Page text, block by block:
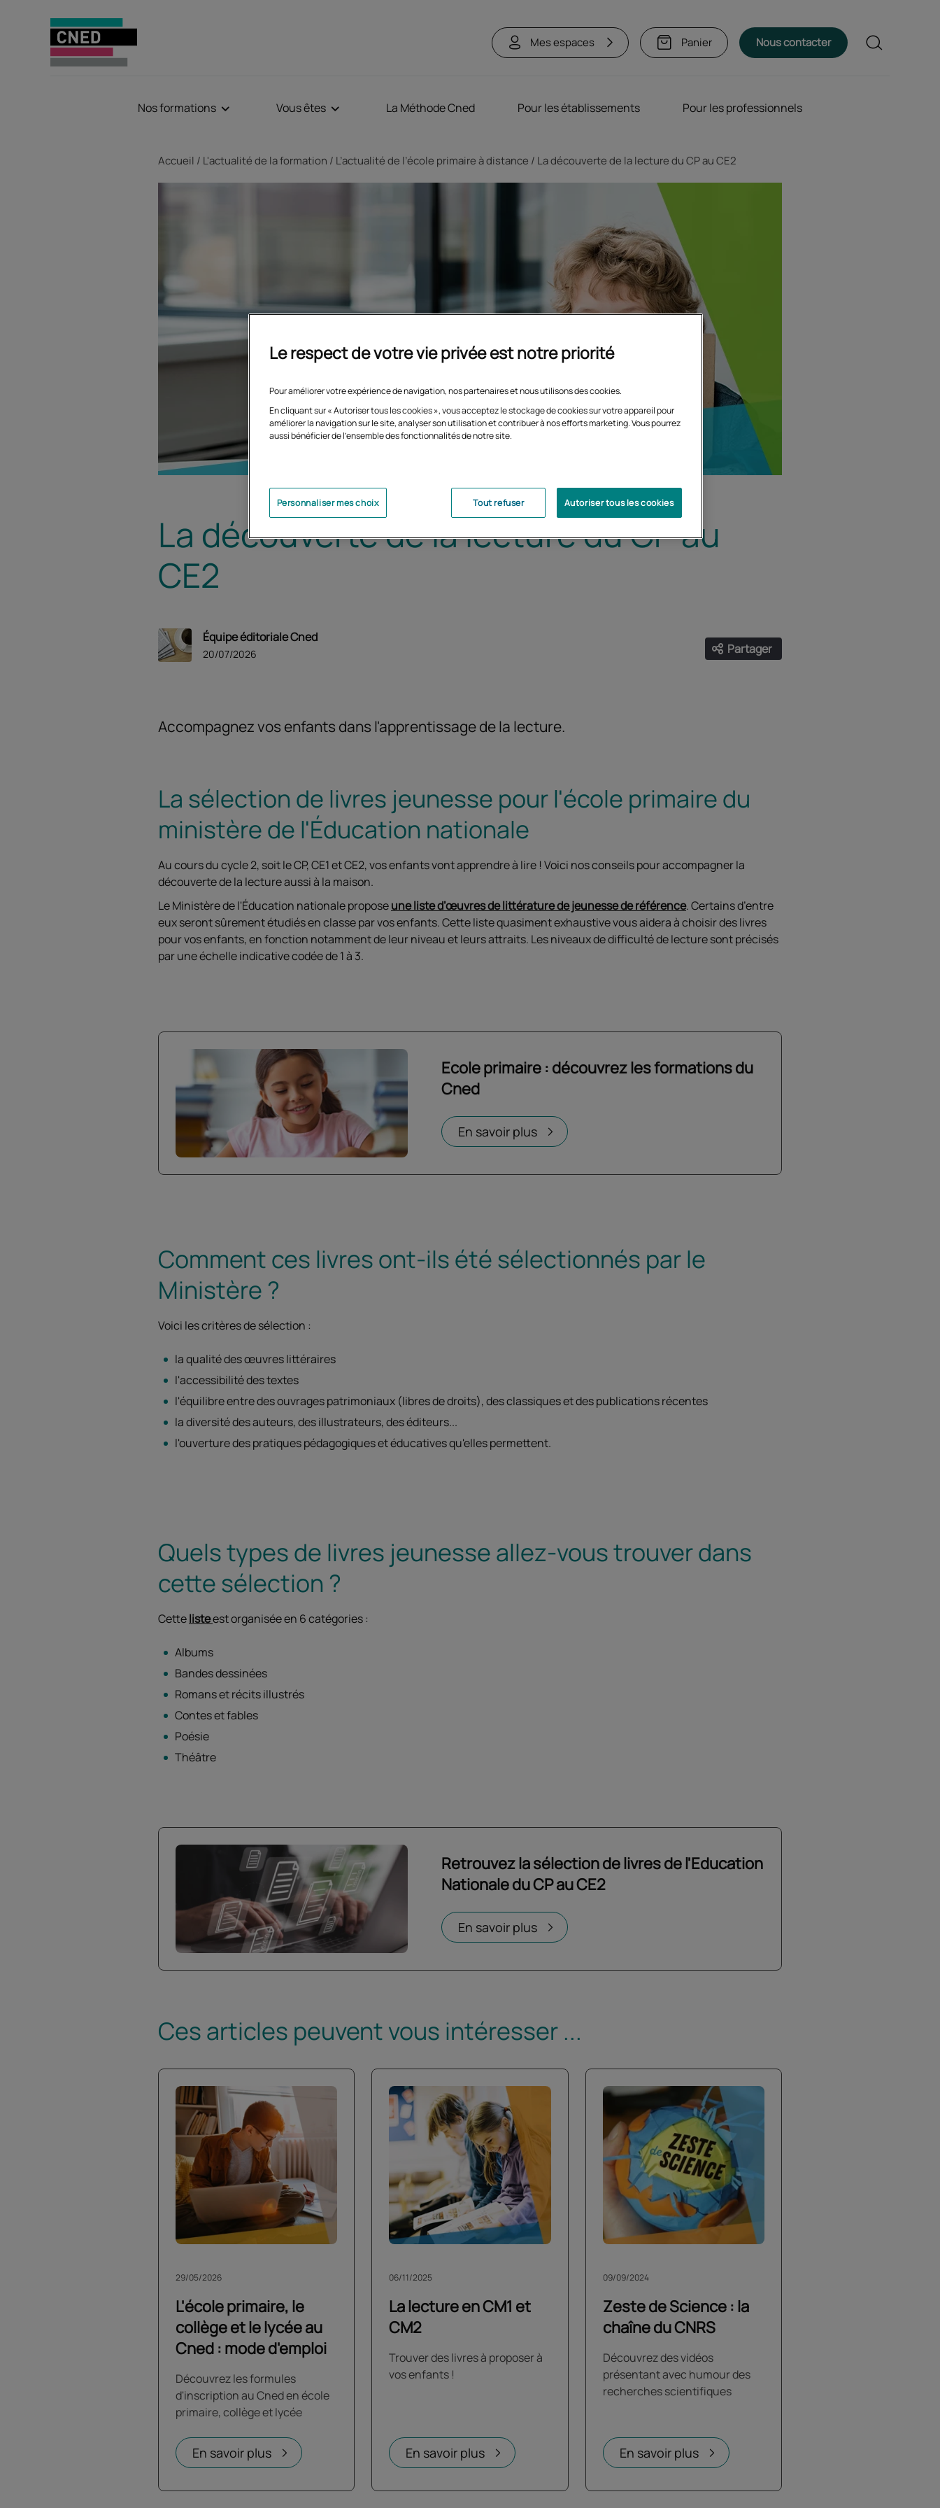
Mes espaces Panier Nous contacter Rechercher
Nos formations Vous êtes La Méthode Cned Pour les établissements Pour les professionnels
Accueil L'actualité de la formation L’actualité de l’école primaire à distance La découverte de la lecture du CP au CE2
La découverte de la lecture du CP au
CE2
Équipe éditoriale Cned
20/07/2026 Partager
Ouvrir les liens de partage
Accompagnez vos enfants dans l'apprentissage de la lecture.
La sélection de livres jeunesse pour l'école primaire du
ministère de l'Éducation nationale
Au cours du cycle 2, soit le CP, CE1 et CE2, vos enfants vont apprendre à lire ! Voici nos conseils pour accompagner la
découverte de la lecture aussi à la maison.
Le Ministère de l'Éducation nationale proposeune liste d’œuvres de littérature de jeunesse de référence. Certains d’entre
eux seront sûrement étudiés en classe par vos enfants. Cette liste quasiment exhaustive vous aidera à choisir des livres
pour vos enfants, en fonction notamment de leur niveau et leurs attraits. Les niveaux de difficulté de lecture sont précisés
par une échelle indicative codée de 1 à 3.
Ecole primaire : découvrez les formations du
Cned
En savoir plus
Ouvrir dans un nouvel onglet
Comment ces livres ont-ils été sélectionnés par le
Ministère ?
Voici les critères de sélection :
la qualité des œuvres littéraires
l'accessibilité des textes
l'équilibre entre des ouvrages patrimoniaux (libres de droits), des classiques et des publications récentes
la diversité des auteurs, des illustrateurs, des éditeurs...
l'ouverture des pratiques pédagogiques et éducatives qu'elles permettent.
Quels types de livres jeunesse allez-vous trouver dans
cette sélection ?
Cettelisteest organisée en 6 catégories :
Albums
Bandes dessinées
Romans et récits illustrés
Contes et fables
Poésie
Théâtre
Retrouvez la sélection de livres de l'Education
Nationale du CP au CE2
En savoir plus
Ouvrir dans un nouvel onglet
Ces articles peuvent vous intéresser ...
L'école primaire, le
collège et le lycée au
Cned : mode d'emploi
29/05/2026
Découvrez les formules
d'inscription au Cned en école
primaire, collège et lycée
En savoir plus
La lecture en CM1 et
CM2
06/11/2025
Trouver des livres à proposer à
vos enfants !
En savoir plus
Zeste de Science : la
chaîne du CNRS
09/09/2024
Découvrez des vidéos
présentant avec humour des
recherches scientifiques
En savoir plus
Le respect de votre vie privée est notre priorité
Pour améliorer votre expérience de navigation, nos partenaires et nous utilisons des cookies.
En cliquant sur « Autoriser tous les cookies », vous acceptez le stockage de cookies sur votre appareil pour
améliorer la navigation sur le site, analyser son utilisation et contribuer à nos efforts marketing. Vous pourrez
aussi bénéficier de l'ensemble des fonctionnalités de notre site.
Tout refuser Autoriser tous les cookies
Personnaliser mes choix